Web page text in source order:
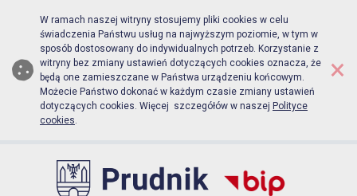
Biuletyn Informacji Publicznej
Przejdź do menu głównego
Przejdź do głównej zawartości
W ramach naszej witryny stosujemy pliki cookies w celu
świadczenia Państwu usług na najwyższym poziomie, w tym w
sposób dostosowany do indywidualnych potrzeb. Korzystanie z
witryny bez zmiany ustawień dotyczących cookies oznacza, że
będą one zamieszczane w Państwa urządzeniu końcowym.
Możecie Państwo dokonać w każdym czasie zmiany ustawień
dotyczących cookies. Więcej szczegółów w naszej Polityce
cookies.
×